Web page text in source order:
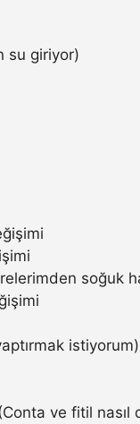
su giriyor)
soğuk
istiyorum)
ve fitil nasıl